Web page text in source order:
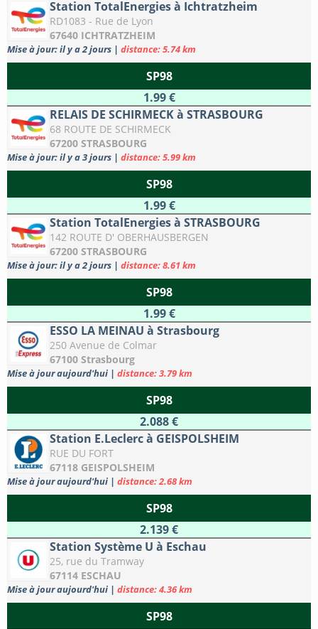
Station TotalEnergies à Ichtratzheim
RD1083 - Rue de Lyon
67640 ICHTRATZHEIM
Mise à jour: il y a 2 jours | distance: 5.74 km
SP98
1.99 €
RELAIS DE SCHIRMECK à STRASBOURG
68 ROUTE DE SCHIRMECK
67200 STRASBOURG
Mise à jour: il y a 3 jours | distance: 5.99 km
SP98
1.99 €
Station TotalEnergies à STRASBOURG
142 ROUTE D' OBERHAUSBERGEN
67200 STRASBOURG
Mise à jour: il y a 2 jours | distance: 8.61 km
SP98
1.99 €
ESSO LA MEINAU à Strasbourg
250 Avenue de Colmar
67100 Strasbourg
Mise à jour aujourd'hui | distance: 3.79 km
SP98
2.088 €
Station E.Leclerc à GEISPOLSHEIM
RUE DU FORT
67118 GEISPOLSHEIM
Mise à jour aujourd'hui | distance: 2.68 km
SP98
2.139 €
Station Système U à Eschau
25, rue du Tramway
67114 ESCHAU
Mise à jour aujourd'hui | distance: 4.36 km
SP98